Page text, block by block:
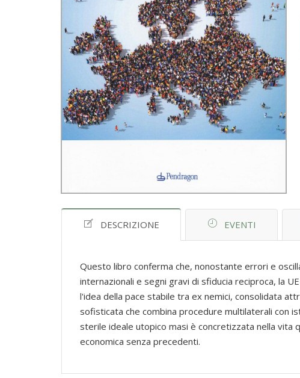
DESCRIZIONE EVENTI
Questo libro conferma che, nonostante errori e
internazionali e segni gravi di sfiducia reciproca, la
l'idea della pace stabile tra ex nemici, consolidata
sofisticata che combina procedure multilaterali con
sterile ideale utopico masi è concretizzata nella vita
economica senza precedenti.